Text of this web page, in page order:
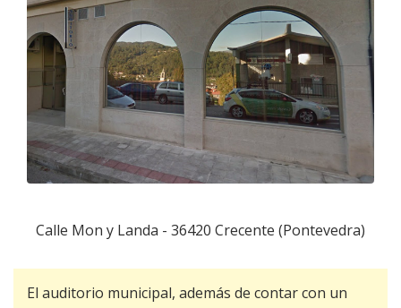
Calle Mon y Landa - 36420 Crecente (Pontevedra)
El auditorio municipal, además de contar con un